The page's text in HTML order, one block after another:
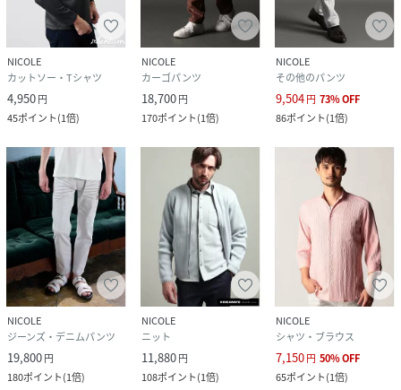
NICOLE
カットソー・Tシャツ
4,950円
45ポイント(1倍)
NICOLE
カーゴパンツ
18,700円
170ポイント(1倍)
NICOLE
その他のパンツ
9,504円 73%OFF
86ポイント(1倍)
NICOLE
ジーンズ・デニムパンツ
19,800円
180ポイント(1倍)
NICOLE
ニット
11,880円
108ポイント(1倍)
NICOLE
シャツ・ブラウス
7,150円 50%OFF
65ポイント(1倍)